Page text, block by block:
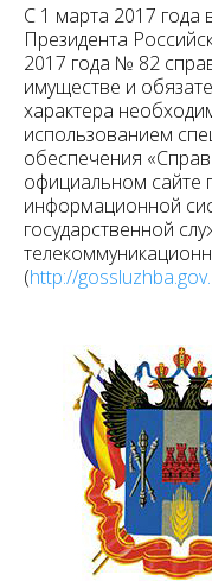
С 1 марта 2017 года
Президента
2017 года № 82
имуществе и
характера
использованием
обеспечения
официальном сайте
информационной
государственной
(http://